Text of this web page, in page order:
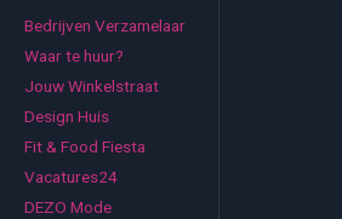
Bedrijven Verzamelaar
Waar te huur?
Jouw Winkelstraat
Design Huis
Fit & Food Fiesta
Vacatures24
DEZO Mode